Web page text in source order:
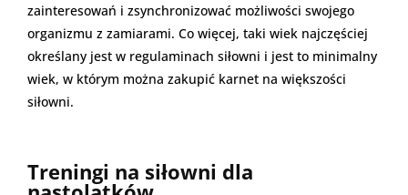
zainteresowań i zsynchronizować możliwości swojego
organizmu z zamiarami. Co więcej, taki wiek najczęściej
określany jest w regulaminach siłowni i jest to minimalny
wiek, w którym można zakupić karnet na większości
siłowni.
Treningi na siłowni dla